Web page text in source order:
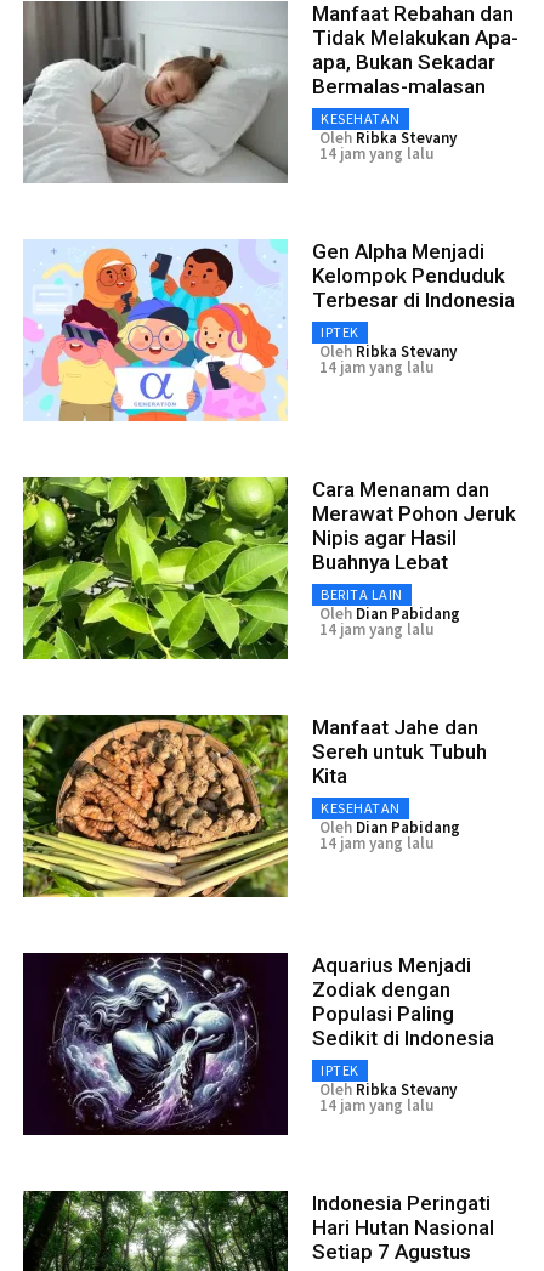
Manfaat Rebahan dan
Tidak Melakukan Apa-
apa, Bukan Sekadar
Bermalas-malasan
KESEHATAN
Oleh Ribka Stevany
14 jam yang lalu
Gen Alpha Menjadi
Kelompok Penduduk
Terbesar di Indonesia
IPTEK
Oleh Ribka Stevany
14 jam yang lalu
Cara Menanam dan
Merawat Pohon Jeruk
Nipis agar Hasil
Buahnya Lebat
BERITA LAIN
Oleh Dian Pabidang
14 jam yang lalu
Manfaat Jahe dan
Sereh untuk Tubuh
Kita
KESEHATAN
Oleh Dian Pabidang
14 jam yang lalu
Aquarius Menjadi
Zodiak dengan
Populasi Paling
Sedikit di Indonesia
IPTEK
Oleh Ribka Stevany
14 jam yang lalu
Indonesia Peringati
Hari Hutan Nasional
Setiap 7 Agustus